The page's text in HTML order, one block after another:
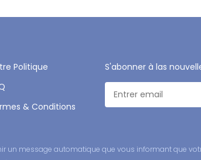
Politique
& Conditions
S'abonner à las
un message automatique que vous informant que